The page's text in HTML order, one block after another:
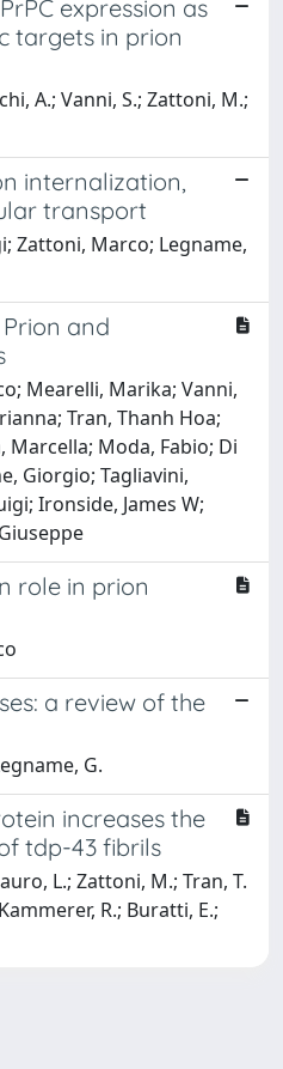
expression as
targets in prion
A.; Vanni, S.; Zattoni, M.;
internalization,
transport
Zattoni, Marco; Legname,
and
Mearelli, Marika; Vanni,
Tran, Thanh Hoa;
Marcella; Moda, Fabio; Di
Giorgio; Tagliavini,
Ironside, James W;
role in prion
a review of the
G.
increases the
tdp-43 fibrils
L.; Zattoni, M.; Tran, T.
R.; Buratti, E.;